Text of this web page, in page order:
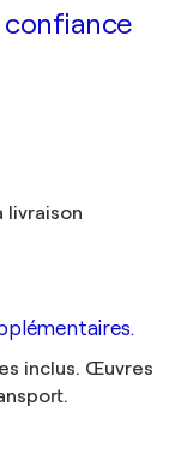
livraison
inclus. Œuvres